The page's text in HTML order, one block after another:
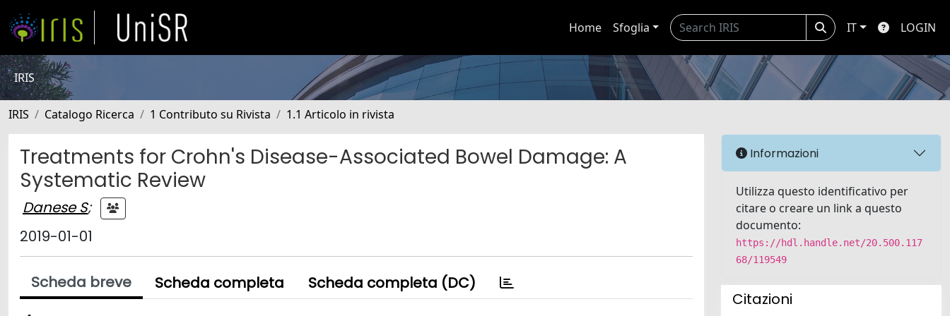
Home Sfoglia IT LOGIN
IRIS
IRIS Catalogo Ricerca 1 Contributo su Rivista 1.1 Articolo in rivista
Treatments for Crohn's Disease-Associated Bowel Damage: A
Systematic Review
Danese S;
2019-01-01
Scheda breve Scheda completa Scheda completa (DC)
Informazioni
Utilizza questo identificativo per
citare o creare un link a questo
documento:
https://hdl.handle.net/20.500.117
68/119549
Citazioni